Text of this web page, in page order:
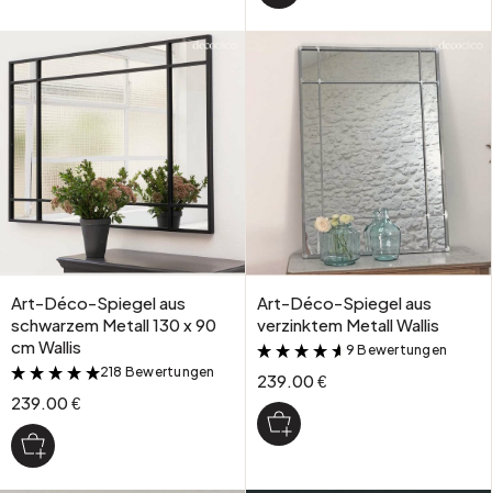
Art-Déco-Spiegel aus
schwarzem Metall 130 x 90
cm Wallis
&
218 Bewertungen
239.00 €
Art-Déco-Spiegel aus
verzinktem Metall Wallis
&
9 Bewertungen
239.00 €